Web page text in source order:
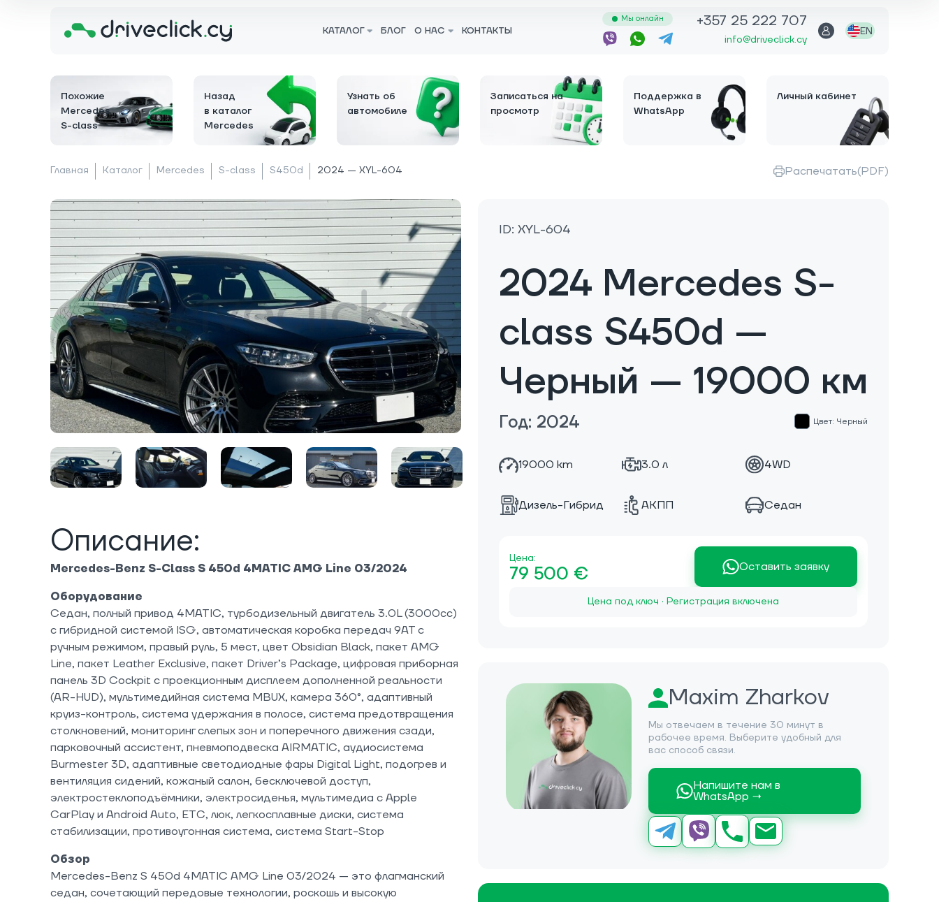
КАТАЛОГ БЛОГ О НАС КОНТАКТЫ
Мы онлайн +357 25 222 707
info@driveclick.cy
EN
Похожие
Mercedes
S-class
Назад
в каталог
Mercedes
Узнать об
автомобиле
Записаться на
просмотр
Поддержка в
WhatsApp
Личный кабинет
Главная Каталог Mercedes S-class S450d 2024 — XYL-604 Распечатать(PDF)
ID: XYL-604
2024 Mercedes S-
class S450d —
Черный — 19000 км
Год: 2024 Цвет: Черный
19000 km 3.0 л 4WD
Дизель-Гибрид АКПП Седан
Цена:
79 500 € Оставить заявку
Цена под ключ · Регистрация включена
Maxim Zharkov
Мы отвечаем в течение 30 минут в
рабочее время. Выберите удобный для
вас способ связи.
Напишите нам в
WhatsApp →
Описание:
Mercedes-Benz S-Class S 450d 4MATIC AMG Line 03/2024
Оборудование
Седан, полный привод 4MATIC, турбодизельный двигатель 3.0L (3000cc)
с гибридной системой ISG, автоматическая коробка передач 9AT с
ручным режимом, правый руль, 5 мест, цвет Obsidian Black, пакет AMG
Line, пакет Leather Exclusive, пакет Driver’s Package, цифровая приборная
панель 3D Cockpit с проекционным дисплеем дополненной реальности
(AR-HUD), мультимедийная система MBUX, камера 360°, адаптивный
круиз-контроль, система удержания в полосе, система предотвращения
столкновений, мониторинг слепых зон и поперечного движения сзади,
парковочный ассистент, пневмоподвеска AIRMATIC, аудиосистема
Burmester 3D, адаптивные светодиодные фары Digital Light, подогрев и
вентиляция сидений, кожаный салон, бесключевой доступ,
электростеклоподъёмники, электросиденья, мультимедиа с Apple
CarPlay и Android Auto, ETC, люк, легкосплавные диски, система
стабилизации, противоугонная система, система Start-Stop
Обзор
Mercedes-Benz S 450d 4MATIC AMG Line 03/2024 — это флагманский
седан, сочетающий передовые технологии, роскошь и высокую